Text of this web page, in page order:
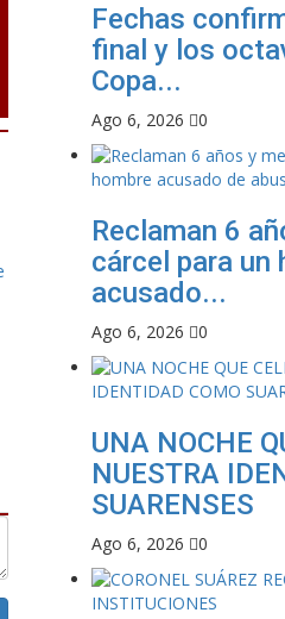
Fechas
final y los
Copa...
Ago 6, 2026 0
Reclaman 6
cárcel para un
acusado...
Ago 6, 2026 0
UNA NOCHE
NUESTRA
SUARENSES
Ago 6, 2026 0